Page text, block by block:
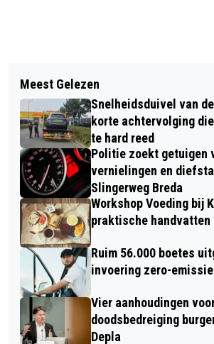
POLITIE HOUDT VIER
AAN NA BEROVING IN
RABO 3X3 STREET LEAGUE
IN BREDA: GRATIS SPORT
VOOR JONGEREN
Meest Gelezen
Snelheidsduivel van
korte achtervolging
te hard reed
Politie zoekt getuigen
vernielingen en
Slingerweg Breda
Workshop Voeding bij
praktische
Ruim 56.000 boetes
invoering zero-
Vier aanhoudingen
doodsbedreiging
Depla